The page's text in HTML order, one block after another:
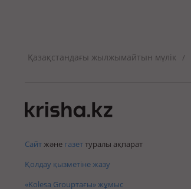
Қазақстандағы жылжымайтын мүлік /
Сайтжәне газеттуралы ақпарат
Қолдау қызметіне жазу
«Kolesa Groupтағы» жұмыс